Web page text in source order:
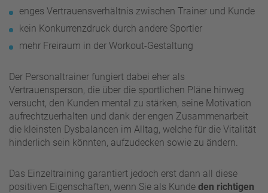
enges Vertrauensverhältnis zwischen Trainer und Kunde
kein Konkurrenzdruck durch andere Sportler
mehr Freiraum in der Workout-Gestaltung
Der Personaltrainer fungiert dabei eher als
Vertrauensperson, die über die sportlichen Pläne hinweg
versucht, den Kunden mental zu stärken, seine Motivation
aufrechtzuerhalten und dank der engen Zusammenarbeit
die kleinsten Dysbalancen im Alltag, welche für die Vitalität
hinderlich sein könnten, aufzudecken sowie zu ändern.
Das Einzeltraining garantiert jedoch erst dann all diese
positiven Eigenschaften, wenn Sie als Kunde den richtigen